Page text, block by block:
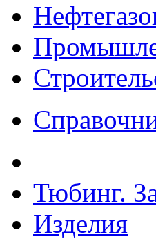
Тюбинг.
Изделия